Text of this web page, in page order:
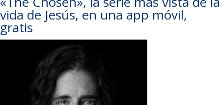
vida de Jesús, en una app móvil,
gratis